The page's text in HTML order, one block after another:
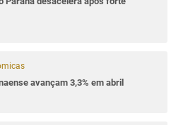
avançam 3,3% em abril